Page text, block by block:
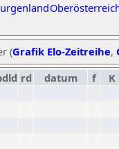
(Grafik Elo-Zeitreihe,
rd datum f K